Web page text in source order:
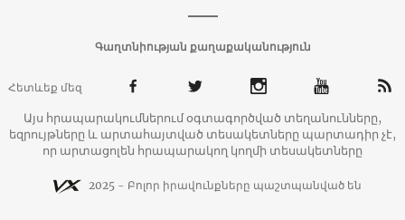
Գաղտնիության քաղաքականություն
Հետևեք մեզ
Այս հրապարակումներում օգտագործված տեղանունները,
եզրույթները և արտահայտված տեսակետները պարտադիր չէ,
որ արտացոլեն հրապարակող կողմի տեսակետները
2025 - Բոլոր իրավունքները պաշտպանված են